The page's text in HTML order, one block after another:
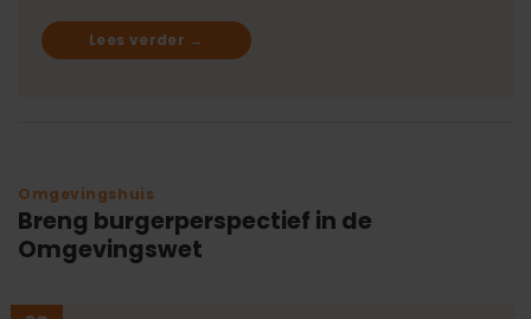
Lees verder →
Omgevingshuis
Breng burgerperspectief in de
Omgevingswet